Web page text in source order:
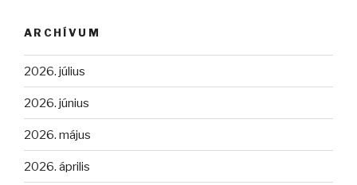
ARCHÍVUM
2026. július
2026. június
2026. május
2026. április